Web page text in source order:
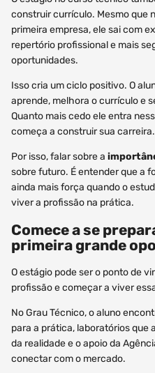
construir currículo. Mesmo que
primeira empresa, ele sai com
repertório profissional e mais
oportunidades.
Isso cria um ciclo positivo. O
aprende, melhora o currículo e
Quanto mais cedo ele entra
começa a construir sua carreira.
Por isso, falar sobre a
sobre futuro. É entender que a
ainda mais força quando o
viver a profissão na prática.
Comece a se
primeira grande
O estágio pode ser o ponto de
profissão e começar a viver
No Grau Técnico, o aluno
para a prática, laboratórios que
da realidade e o apoio da
conectar com o mercado.